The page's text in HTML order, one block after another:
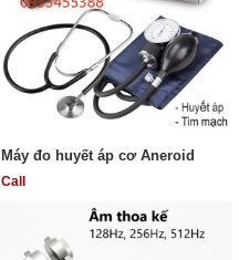
Máy đo huyết áp cơ Aneroid
Call